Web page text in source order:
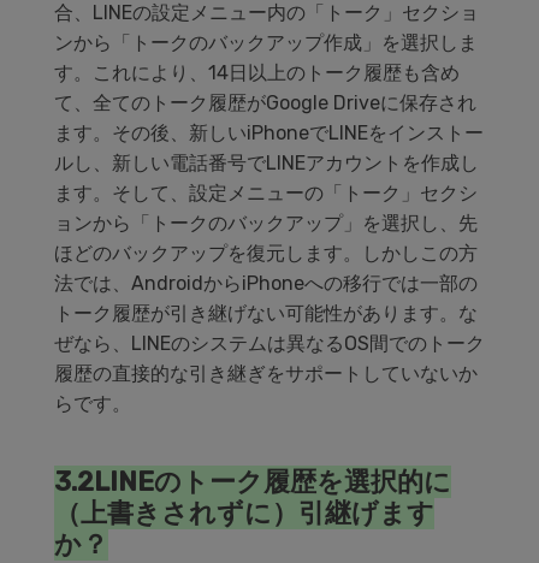
合、LINEの設定メニュー内の「トーク」セクショ
ンから「トークのバックアップ作成」を選択しま
す。これにより、14日以上のトーク履歴も含め
て、全てのトーク履歴がGoogle Driveに保存され
ます。その後、新しいiPhoneでLINEをインストー
ルし、新しい電話番号でLINEアカウントを作成し
ます。そして、設定メニューの「トーク」セクシ
ョンから「トークのバックアップ」を選択し、先
ほどのバックアップを復元します。しかしこの方
法では、AndroidからiPhoneへの移行では一部の
トーク履歴が引き継げない可能性があります。な
ぜなら、LINEのシステムは異なるOS間でのトーク
履歴の直接的な引き継ぎをサポートしていないか
らです。
3.2LINEのトーク履歴を選択的に
（上書きされずに）引継げます
か？